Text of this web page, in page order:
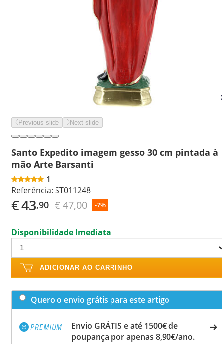
Previous slide Next slide
Santo Expedito imagem gesso 30 cm pintada à
mão Arte Barsanti
1
Referência: ST011248
€43,90 € 47,00 -7%
Disponibilidade Imediata
ADICIONAR AO CARRINHO
Quero o envio grátis para este artigo
Envio GRÁTIS e até 1500€ de
poupança por apenas 8,90€/ano.